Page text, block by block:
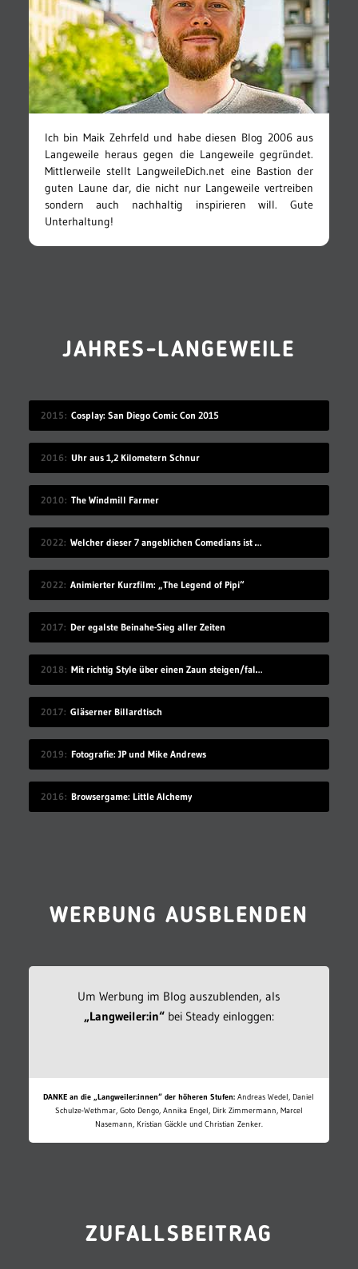
Ich bin Maik Zehrfeld und habe diesen Blog 2006 aus
Langeweile heraus gegen die Langeweile gegründet.
Mittlerweile stellt LangweileDich.net eine Bastion der
guten Laune dar, die nicht nur Langeweile vertreiben
sondern auch nachhaltig inspirieren will. Gute
Unterhaltung!
JAHRES-LANGEWEILE
2015 Cosplay: San Diego Comic Con 2015
2016 Uhr aus 1,2 Kilometern Schnur
2010 The Windmill Farmer
2022 Welcher dieser 7 angeblichen Comedians ist gar keiner?
2022 Animierter Kurzfilm: „The Legend of Pipi“
2017 Der egalste Beinahe-Sieg aller Zeiten
2018 Mit richtig Style über einen Zaun steigen/fallen
2017 Gläserner Billardtisch
2019 Fotografie: JP und Mike Andrews
2016 Browsergame: Little Alchemy
WERBUNG AUSBLENDEN
Um Werbung im Blog auszublenden, als
„Langweiler:in“bei Steady einloggen:
DANKE an die „Langweiler:innen“ der höheren Stufen: Andreas Wedel, Daniel
Schulze-Wethmar, Goto Dengo, Annika Engel, Dirk Zimmermann, Marcel
Nasemann, Kristian Gäckle und Christian Zenker.
ZUFALLSBEITRAG